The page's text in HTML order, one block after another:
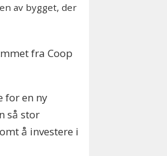
av bygget, der
fra Coop
for en ny
så stor
å investere i